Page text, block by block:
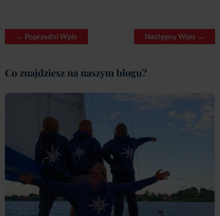
Nasze wpisy mają przekazywać realną wartość w postaci pomocnych
informacji, które pomogą rozwiać Twoje jakiekolwek wątpliwości
dotyczące wyjazdów.